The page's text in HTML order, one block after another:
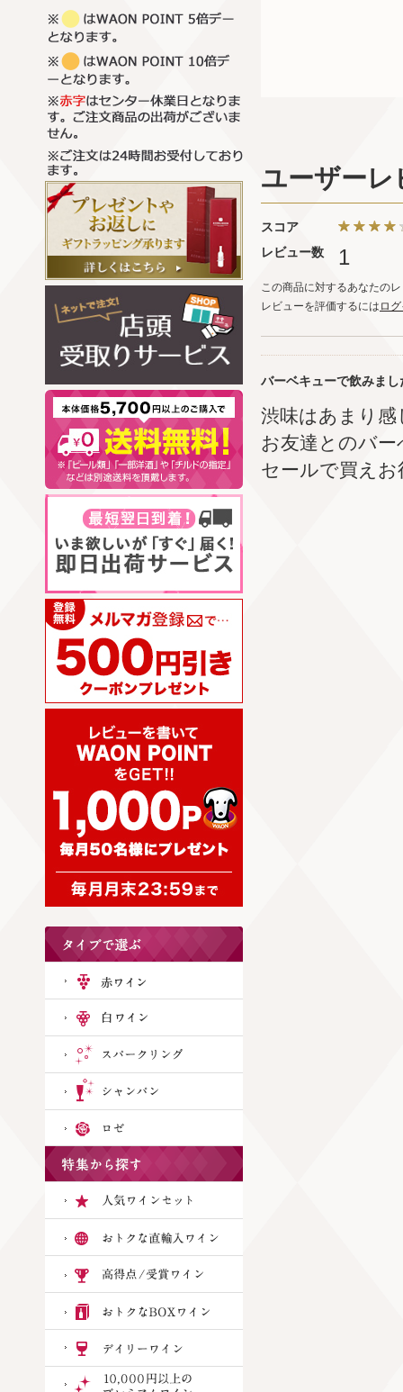
ユーザーレ
スコア
レビュー数
1
この商品に対するあなたの
レビューを評価するには ロ
バーベキューで飲みまし
渋味はあまり
お友達とのバ
セールで買え